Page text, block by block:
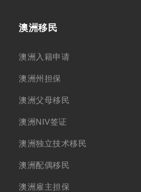
澳洲移民
澳洲入籍申请
澳洲州担保
澳洲父母移民
澳洲NIV签证
澳洲独立技术移民
澳洲配偶移民
澳洲雇主担保